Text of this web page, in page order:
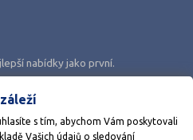
nabídky jako první.
s tím, abychom Vám poskytovali
Vašich údajů o sledování